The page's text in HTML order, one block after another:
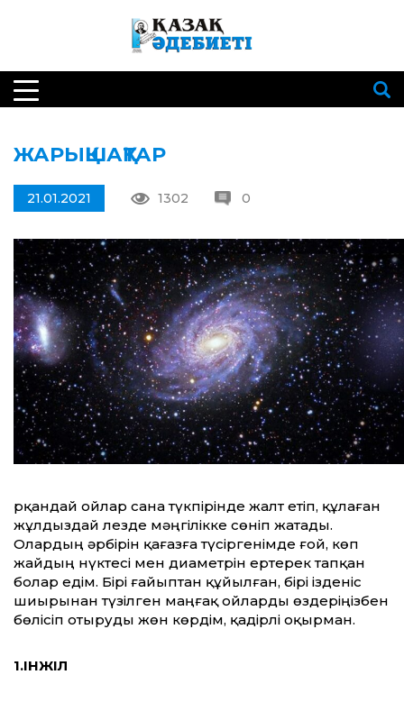
ЖАРЫҚШАҚТАР
21.01.2021 1302 0
Әрқандай ойлар сана түкпірінде жалт етіп, құлаған
жұлдыздай лезде мәңгілікке сөніп жатады.
Олардың әрбірін қағазға түсіргенімде ғой, көп
жайдың нүктесі мен диаметрін ертерек тапқан
болар едім. Бірі ғайыптан құйылған, бірі ізденіс
шиырынан түзілген маңғақ ойларды өздеріңізбен
бөлісіп отыруды жөн көрдім, қадірлі оқырман.
1.ІНЖІЛ